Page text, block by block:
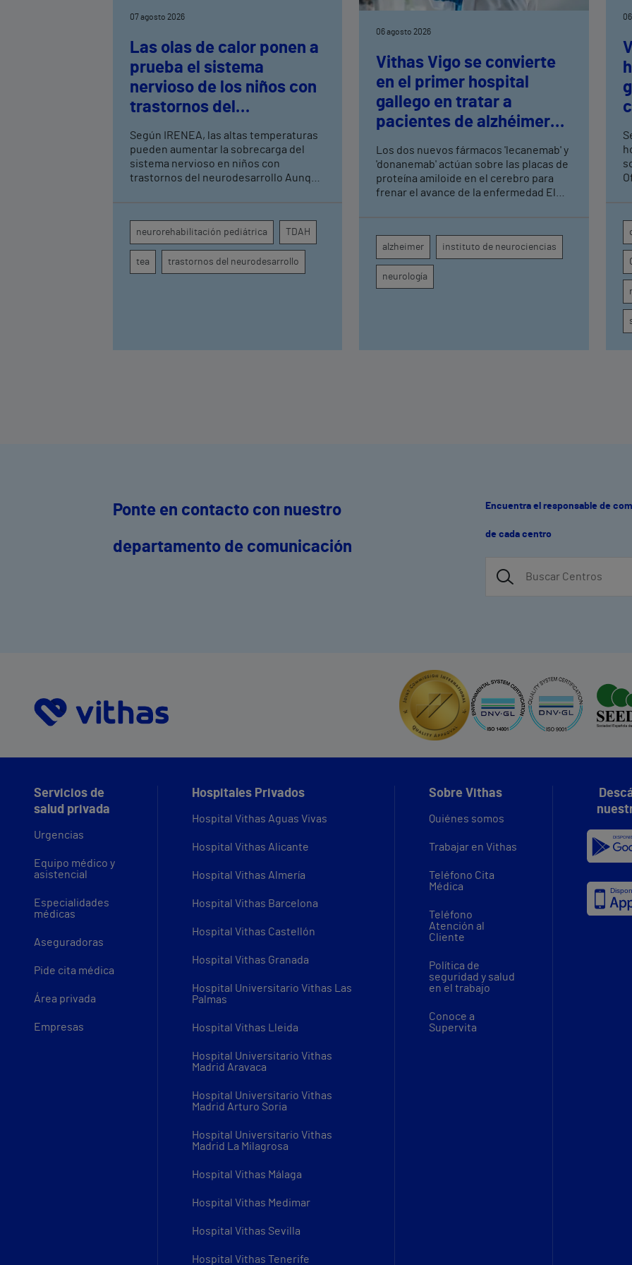
07 agosto 2026
Las olas de calor ponen a
prueba el sistema
nervioso de los niños con
trastornos del
neurodesarrollo, según
expertos en
neurorrehabilitación
pediátrica de Vithas
Según IRENEA, las altas temperaturas
pueden aumentar la sobrecarga del
sistema nervioso en niños con
trastornos del neurodesarrollo Aunque
permite comprender por qué el calor
puede influir en la atención, la
regulación emocional y la conducta
neurorehabilitación pediátrica TDAH
tea trastornos del neurodesarrollo
06 agosto 2026
Vithas Vigo se convierte
en el primer hospital
gallego en tratar a
pacientes de alzhéimer
en fase leve con terapias
antiamiloide
Los dos nuevos fármacos 'lecanemab' y
'donanemab' actúan sobre las placas de
proteína amiloide en el cerebro para
frenar el avance de la enfermedad El
para el exhaustivo seguimiento clínico
de cada paciente
alzheimer instituto de neurociencias
neurología
Ponte en contacto con nuestro
departamento de comunicación
Encuentra el responsable de
de cada centro
Servicios de
salud privada
Urgencias
Equipo médico y
asistencial
Especialidades
médicas
Aseguradoras
Pide cita médica
Área privada
Empresas
Hospitales Privados
Hospital Vithas Aguas Vivas
Hospital Vithas Alicante
Hospital Vithas Almería
Hospital Vithas Barcelona
Hospital Vithas Castellón
Hospital Vithas Granada
Hospital Universitario Vithas Las
Palmas
Hospital Vithas Lleida
Hospital Universitario Vithas
Madrid Aravaca
Hospital Universitario Vithas
Madrid Arturo Soria
Hospital Universitario Vithas
Madrid La Milagrosa
Hospital Vithas Málaga
Hospital Vithas Medimar
Hospital Vithas Sevilla
Hospital Vithas Tenerife
Sobre Vithas
Quiénes somos
Trabajar en Vithas
Teléfono Cita
Médica
Teléfono
Atención al
Cliente
Política de
seguridad y salud
en el trabajo
Conoce a
Supervita